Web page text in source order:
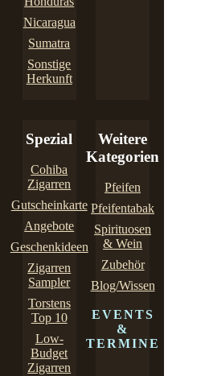
Nicaragua
Sumatra
Sonstige
Herkunft
Spezial
Cohiba
Zigarren
Gutscheinkarte
Angebote
Geschenkideen
Zigarren
Sampler
Torstens
Top 10
Low-
Budget
Zigarren
Weitere
Kategorien
Pfeifen
Pfeifentabak
Spirituosen
& Wein
Zubehör
Blog/Wissen
EVENTS
&
TERMINE